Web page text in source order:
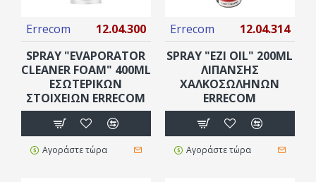
Errecom
12.04.300
SPRAY "EVAPORATOR
CLEANER FOAM" 400ML
ΕΣΩΤΕΡΙΚΏΝ
ΣΤΟΙΧΕΊΩΝ ERRECOM
Αγοράστε τώρα
Errecom
12.04.314
SPRAY "EZI OIL" 200ML
ΛΊΠΑΝΣΗΣ
ΧΑΛΚΟΣΩΛΉΝΩΝ
ERRECOM
Αγοράστε τώρα